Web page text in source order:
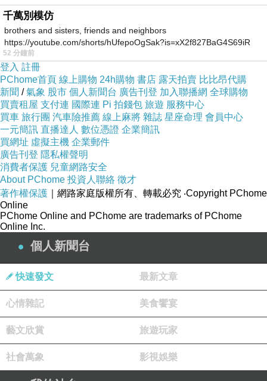
↓↓↓限量特惠的優惠按鈕↓↓↓
商品訊息功能
商品訊息描述
食品級PP材質?
附高過年送禮推薦送禮推薦
千萬別模仿
brothers and sisters, friends and neighbors
https://youtube.com/shorts/hUfepoOgSak?is=xX2f827BaG4S69iR
https
52 分鐘前
登入 註冊
PChome首頁 線上購物 24h購物 書店 露天拍賣 比比昂代購
新聞 /氣象 股市 個人新聞台 廣告刊登 加入聯播網 全球購物
買賣租屋 支付連 國際連 Pi 拍錢包 旅遊 服務中心
買車 旅行團 汽車險推薦 線上麻將 雜誌 星座命理 會員中心
一元簡訊 直播達人 數位憑證 企業簡訊
買網址 虛擬主機 企業郵件
廣告刊登 隱私權聲明
消費者保護 兒童網路安全
About PChome 投資人聯絡 徵才
著作權保護 ｜網路家庭版權所有、轉載必究 ‧Copyright PChome
Online
PChome Online and PChome are trademarks of PChome
Online Inc.
個人新聞台
快速發文 最新文章
心情雜記 美食饗宴
藝文欣賞 旅遊玩家
社會萬象 影視娛樂